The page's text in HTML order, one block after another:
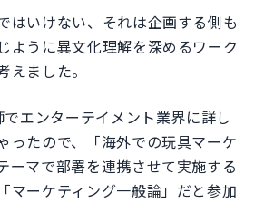
はいけない、それは企画する側も
ように異文化理解を深めるワーク
ました。
でエンターテイメント業界に詳し
ったので、「海外での玩具マーケ
ーマで部署を連携させて実施する
マーケティング一般論」だと参加